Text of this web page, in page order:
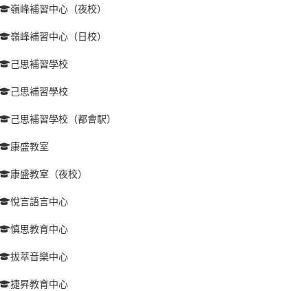
嶺峰補習中心（夜校）
嶺峰補習中心（日校）
己思補習學校
己思補習學校
己思補習學校（都會駅）
康盛教室
康盛教室（夜校）
悅言語言中心
慎思教育中心
拔萃音樂中心
捷昇教育中心